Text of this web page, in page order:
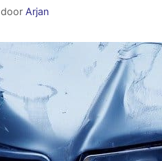
door Arjan